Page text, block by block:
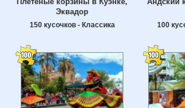
Эквадор
150 кусочков - Классика 100